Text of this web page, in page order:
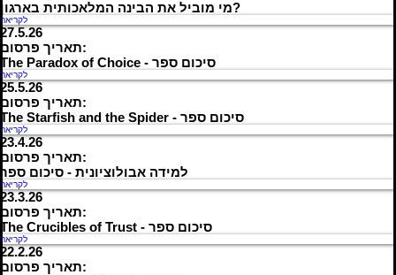
מי מוביל את הבינה המלאכותית בארגון?
לקריאה
27.5.26
תאריך פרסום:
The Paradox of Choice - סיכום ספר
לקריאה
25.5.26
תאריך פרסום:
The Starfish and the Spider - סיכום ספר
לקריאה
23.4.26
תאריך פרסום:
למידה אבולוציונית - סיכום ספר
לקריאה
23.3.26
תאריך פרסום:
The Crucibles of Trust - סיכום ספר
לקריאה
22.2.26
תאריך פרסום: